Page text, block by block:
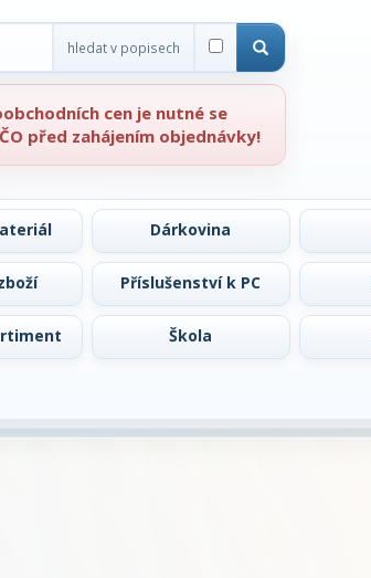
hledat v popisech
cen je nutné se
před zahájením objednávky!
Dárkovina
Příslušenství k PC
Škola